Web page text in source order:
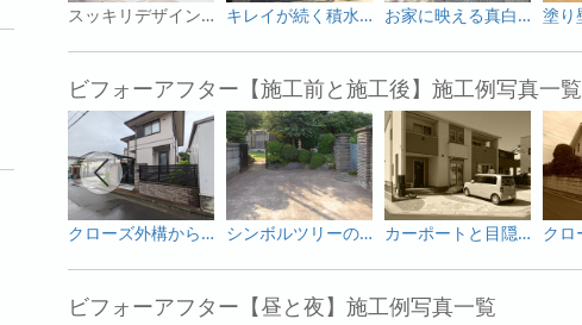
スッキリデザインの2台用カーポート キレイが続く積水ハウスのモダンな外構 お家に映える真白な門柱
ビフォーアフター【施工前と施工後】施工例写真一覧
クローズ外構からオープン感を出しつつプライベートも確保した使いやすい外構へ シンボルツリーの桜を活かした和モダンのガーデンリフォーム カーポートと目隠しフェンスで変身した庭
ビフォーアフター【昼と夜】施工例写真一覧